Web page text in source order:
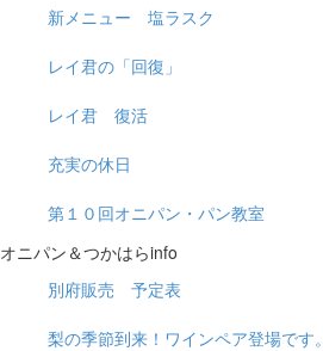
新メニュー 塩ラスク
レイ君の「回復」
レイ君 復活
充実の休日
第１０回オニパン・パン教室
オニパン＆つかはらinfo
別府販売 予定表
梨の季節到来！ワインペア登場です。